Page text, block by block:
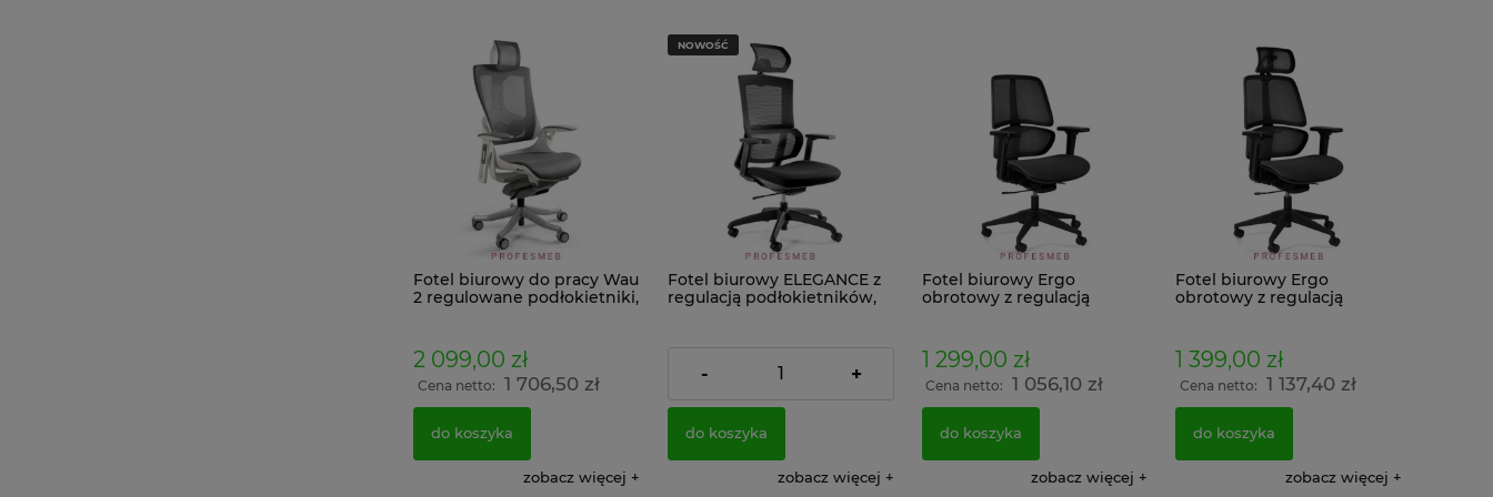
Fotel biurowy do pracy Wau
2 regulowane podłokietniki,
2 099,00 zł
Cena netto: 1 706,50 zł
do koszyka
zobacz więcej
Fotel biurowy ELEGANCE z
regulacją podłokietników,
tapicerowane siatka czarne
893,50 zł
- +
do koszyka
zobacz więcej
NOWOŚĆ
Fotel biurowy Ergo
obrotowy z regulacją
lędźwiowego z
mechanizmem Synchro
tapicerowane siatką czarne
do biura
1 299,00 zł
Cena netto: 1 056,10 zł
do koszyka
zobacz więcej
Fotel biurowy Ergo
obrotowy z regulacją
siedziska, oparcia
lędźwiowego z
mechanizmem Synchro
tapicerowane siatką do
1 399,00 zł
Cena netto: 1 137,40 zł
do koszyka
zobacz więcej